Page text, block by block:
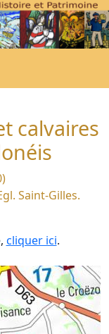
calvaires
Saint-Gilles.
cliquer ici.